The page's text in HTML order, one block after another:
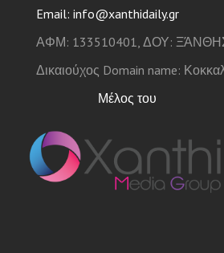
Email: info@xanthidaily.gr
ΑΦΜ: 133510401, ΔΟΥ:
Δικαιούχος Domain name:
Μέλος του